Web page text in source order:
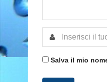
Salva il mio